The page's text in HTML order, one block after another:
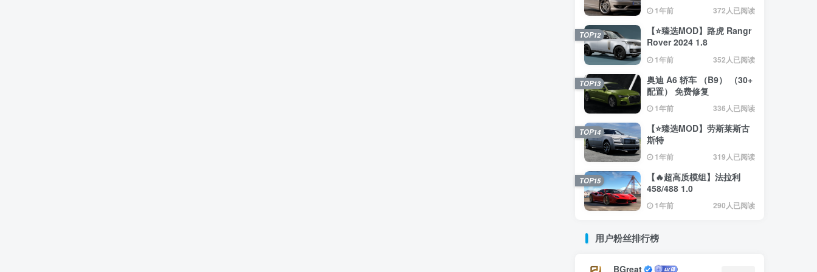
（0.35.x） 2.4
1年前 372人已阅读
【⭐臻选MOD】路虎 Rangr
Rover 2024 1.8
1年前 352人已阅读
TOP12
奥迪 A6 轿车 （B9） （30+
配置） 免费修复
1年前 336人已阅读
TOP13
【⭐臻选MOD】劳斯莱斯古
斯特
1年前 319人已阅读
TOP14
【🔥超高质模组】法拉利
458/488 1.0
1年前 290人已阅读
TOP15
用户粉丝排行榜
BGreat